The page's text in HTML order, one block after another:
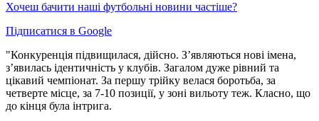
Хочеш бачити наші футбольні новини частіше?
Підписатися в Google
"Конкуренція підвищилася, дійсно. З’являються нові імена,
з’явилась ідентичність у клубів. Загалом дуже рівний та
цікавий чемпіонат. За першу трійку велася боротьба, за
четверте місце, за 7-10 позиції, у зоні вильоту теж. Класно, що
до кінця була інтрига.